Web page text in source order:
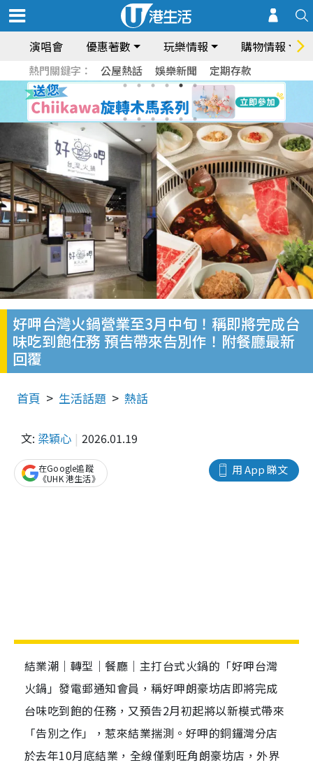
演唱會 優惠著數 玩樂情報 購物情報
熱門關鍵字： 公屋熱話 娛樂新聞 定期存款
好呷台灣火鍋營業至3月中旬！稱即將完成台
味吃到飽任務 預告帶來告別作！附餐廳最新
回覆
首頁 生活話題 熱話
文: 梁穎心 2026.01.19
用 App 睇文
在Google追蹤
《UHK 港生活》
結業潮｜轉型｜餐廳｜主打台式火鍋的「好呷台灣
火鍋」發電郵通知會員，稱好呷朗豪坊店即將完成
台味吃到飽的任務，又預告2月初起將以新模式帶來
「告別之作」，惹來結業揣測。好呷的銅鑼灣分店
於去年10月底結業，全線僅剩旺角朗豪坊店，外界